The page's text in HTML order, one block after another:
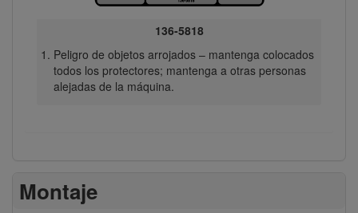
136-5818
Peligro de objetos arrojados – mantenga colocados
todos los protectores; mantenga a otras personas
alejadas de la máquina.
Montaje